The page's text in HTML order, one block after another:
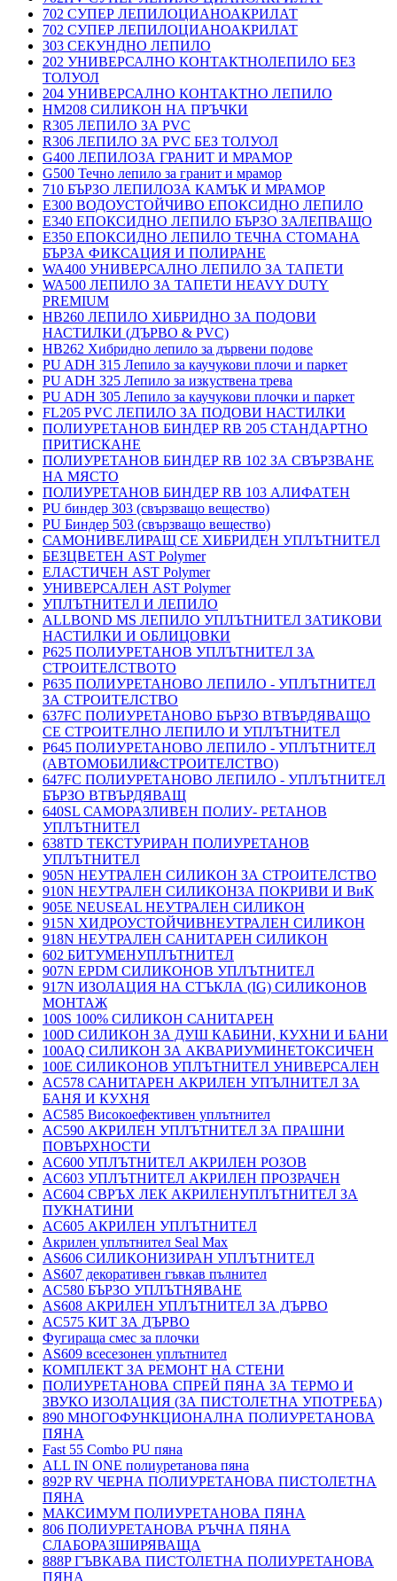
702 СУПЕР ЛЕПИЛОЦИАНОАКРИЛАТ
702 СУПЕР ЛЕПИЛОЦИАНОАКРИЛАТ
303 СЕКУНДНО ЛЕПИЛО
202 УНИВЕРСАЛНО КОНТАКТНОЛЕПИЛО БЕЗ
ТОЛУОЛ
204 УНИВЕРСАЛНО КОНТАКТНО ЛЕПИЛО
HM208 СИЛИКОН НА ПРЪЧКИ
R305 ЛЕПИЛО ЗА PVC
R306 ЛЕПИЛО ЗА PVC БЕЗ ТОЛУОЛ
G400 ЛЕПИЛОЗА ГРАНИТ И МРАМОP
G500 Течно лепило за гранит и мрамор
710 БЪРЗО ЛЕПИЛОЗА КАМЪК И МРАМОP
E300 ВОДОУСТОЙЧИВО ЕПОКСИДНО ЛЕПИЛО
E340 ЕПОКСИДНО ЛЕПИЛО БЪРЗО ЗАЛЕПВАЩО
E350 ЕПОКСИДНО ЛЕПИЛО ТЕЧНА СТОМАНА
БЪРЗА ФИКСАЦИЯ И ПОЛИРАНЕ
WA400 УНИВЕРСАЛНО ЛЕПИЛО ЗА ТАПЕТИ
WA500 ЛЕПИЛО ЗА ТАПЕТИ HEAVY DUTY
PREMIUM
HB260 ЛЕПИЛО ХИБРИДНО ЗА ПОДОВИ
НАСТИЛКИ (ДЪРВО & PVC)
HB262 Хибридно лепило за дървени подове
PU ADH 315 Лепило за каучукови плочи и паркет
PU ADH 325 Лепило за изкуствена трева
PU ADH 305 Лепило за каучукови плочки и паркет
FL205 PVC ЛЕПИЛО ЗА ПОДОВИ НАСТИЛКИ
ПОЛИУРЕТАНОВ БИНДЕР RB 205 СТАНДАРТНО
ПРИТИСКАНЕ
ПОЛИУРЕТАНОВ БИНДЕР RB 102 ЗА СВЪРЗВАНЕ
НА МЯСТО
ПОЛИУРЕТАНОВ БИНДЕР RB 103 АЛИФАТЕН
PU биндер 303 (свързващо вещество)
PU Биндер 503 (свързващо вещество)
САМОНИВЕЛИРАЩ СЕ ХИБРИДЕН УПЛЪТНИТЕЛ
БЕЗЦВЕТЕН AST Polymer
ЕЛАСТИЧЕН AST Polymer
УНИВЕРСАЛЕН AST Polymer
УПЛЪТНИТЕЛ И ЛЕПИЛО
ALLBOND MS ЛЕПИЛО УПЛЪТНИТЕЛ ЗАТИКОВИ
НАСТИЛКИ И ОБЛИЦОВКИ
P625 ПОЛИУРЕТАНОВ УПЛЪТНИТЕЛ ЗА
СТРОИТЕЛСТВОТО
P635 ПОЛИУРЕТАНОВО ЛЕПИЛО - УПЛЪТНИТЕЛ
ЗА СТРОИТЕЛСТВО
637FC ПОЛИУРЕТАНОВО БЪРЗО ВТВЪРДЯВАЩО
СЕ СТРОИТЕЛНО ЛЕПИЛО И УПЛЪТНИТЕЛ
P645 ПОЛИУРЕТАНОВО ЛЕПИЛО - УПЛЪТНИТЕЛ
(АВТОМОБИЛИ&СТРОИТЕЛСТВО)
647FC ПОЛИУРЕТАНОВО ЛЕПИЛО - УПЛЪТНИТЕЛ
БЪРЗО ВТВЪРДЯВАЩ
640SL САМОРАЗЛИВЕН ПОЛИУ- РЕТАНОВ
УПЛЪТНИТЕЛ
638TD ТЕКСТУРИРАН ПОЛИУРЕТАНОВ
УПЛЪТНИТЕЛ
905N НЕУТРАЛЕН СИЛИКОН ЗА СТРОИТЕЛСТВО
910N НЕУТРАЛЕН СИЛИКОНЗА ПОКРИВИ И ВиК
905E NEUSEAL НЕУТРАЛЕН СИЛИКОН
915N ХИДРОУСТОЙЧИВНЕУТРАЛЕН СИЛИКОН
918N НЕУТРАЛЕН САНИТАРЕН СИЛИКОН
602 БИТУМЕНУПЛЪТНИТЕЛ
907N EPDM СИЛИКОНОВ УПЛЪТНИТЕЛ
917N ИЗОЛАЦИЯ НА СТЪКЛА (IG) СИЛИКОНОВ
МОНТАЖ
100S 100% СИЛИКОН САНИТАРЕН
100D СИЛИКОН ЗА ДУШ КАБИНИ, КУХНИ И БАНИ
100AQ СИЛИКОН ЗА АКВАРИУМИНЕТОКСИЧЕН
100E СИЛИКОНОВ УПЛЪТНИТЕЛ УНИВЕРСАЛЕН
AC578 САНИТАРЕН АКРИЛЕН УПЪЛНИТЕЛ ЗА
БАНЯ И КУХНЯ
AC585 Високоефективен уплътнител
AC590 АКРИЛЕН УПЛЪТНИТЕЛ ЗА ПРАШНИ
ПОВЪРХНОСТИ
AC600 УПЛЪТНИТЕЛ АКРИЛЕН РОЗОВ
AC603 УПЛЪТНИТЕЛ АКРИЛЕН ПРОЗРАЧЕН
AC604 СВРЪХ ЛЕК АКРИЛЕНУПЛЪТНИТЕЛ ЗА
ПУКНАТИНИ
AC605 АКРИЛЕН УПЛЪТНИТЕЛ
Акрилен уплътнител Seal Max
AS606 СИЛИКОНИЗИРАН УПЛЪТНИТЕЛ
AS607 декоративен гъвкав пълнител
AC580 БЪРЗО УПЛЪТНЯВАНЕ
AS608 АКРИЛЕН УПЛЪТНИТЕЛ ЗА ДЪРВО
AC575 КИТ ЗА ДЪРВО
Фугираща смес за плочки
AS609 всесезонен уплътнител
КОМПЛЕКТ ЗА РЕМОНТ НА СТЕНИ
ПОЛИУРЕТАНОВА СПРЕЙ ПЯНА ЗА ТЕРМО И
ЗВУКО ИЗОЛАЦИЯ (ЗА ПИСТОЛЕТНА УПОТРЕБА)
890 МНОГОФУНКЦИОНАЛНА ПОЛИУРЕТАНОВА
ПЯНА
Fast 55 Combo PU пяна
ALL IN ONE полиуретанова пяна
892P RV ЧЕРНА ПОЛИУРЕТАНОВА ПИСТОЛЕТНА
ПЯНА
МАКСИМУМ ПОЛИУРЕТАНОВА ПЯНА
806 ПОЛИУРЕТАНОВА РЪЧНА ПЯНА
СЛАБОРАЗШИРЯВАЩА
888P ГЪВКАВА ПИСТОЛЕТНА ПОЛИУРЕТАНОВА
ПЯНА